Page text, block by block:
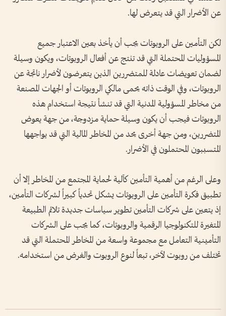
عن الأضرار التي قد يتعرض لها.
لكن التأمين على الروبوتات يجب أن يأخذ بعين الاعتبار جميع
المسؤوليات المحتملة التي قد تنتج عن أفعال الروبوتات، ويكون وسيلة
لضمان تعويضات عادلة للمتضررين الذين يتعرضون لأضرار ناتجة عن
الروبوتات، وفي الوقت ذاته يحمى مالكي الروبوتات أو الجهات المصنعة
من مخاطر المسؤولية المدنية التي قد تنشأ نتيجة استخدام هذه
الروبوتات فيجب أن يكون وسيلة حماية مزدوجة، من جهة يعوض
المتضررين، ومن جهة أخرى يحد من المخاطر المالية التي قد يواجهها
المتسببون المحتملون في الأضرار.
وعلى الرغم من أهمية التأمين كآلية لحماية المجتمع من المخاطر إلا أن
تطبيق فكرة التأمين على الروبوتات يشكل تحدياً كبيراً لشركات التأمين،
إذ يتعين على شركات التأمين تطوير سياسات جديدة تلائم الطبيعة
المتغيرة للتكنولوجيا الرقمية والروبوتات، كما يجب على الشركات
التأمينية التعامل مع مجموعة واسعة من المخاطر المحتملة التي قد
تختلف من روبوت لآخر، تبعاً لنوع الروبوت والغرض من استخدامه.